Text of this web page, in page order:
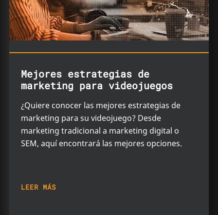
Mejores estrategias de
marketing para videojuegos
¿Quiere conocer las mejores estrategias de
marketing para su videojuego? Desde
marketing tradicional a marketing digital o
SEM, aquí encontrará las mejores opciones.
LEER MÁS